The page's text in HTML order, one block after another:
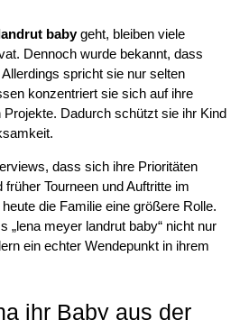
babygeht, bleiben viele
Dennoch wurde bekannt, dass
spricht sie nur selten
konzentriert sie sich auf ihre
Dadurch schützt sie ihr Kind
dass sich ihre Prioritäten
Tourneen und Auftritte im
die Familie eine größere Rolle.
„lena meyer landrut baby“ nicht nur
ein echter Wendepunkt in ihrem
ihr Baby aus der